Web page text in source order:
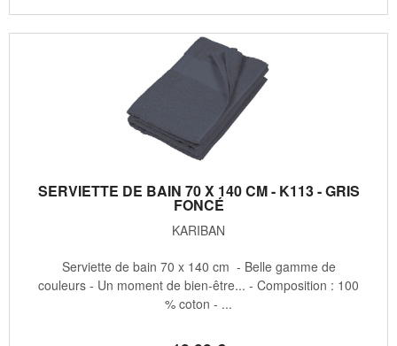
SERVIETTE DE BAIN 70 X 140 CM - K113 - GRIS
FONCÉ
KARIBAN
Serviette de bain 70 x 140 cm - Belle gamme de
couleurs - Un moment de bien-être... - Composition : 100
% coton - ...